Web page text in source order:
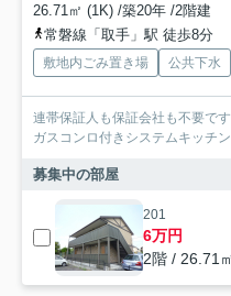
26.71㎡ (1K) /築20年 /2階建
常磐線「取手」駅 徒歩8分
敷地内ごみ置き場 公共下水
連帯保証人も保証会社も不要で
ガスコンロ付きシステムキッチ
募集中の部屋
201
6万円
2階 / 26.71